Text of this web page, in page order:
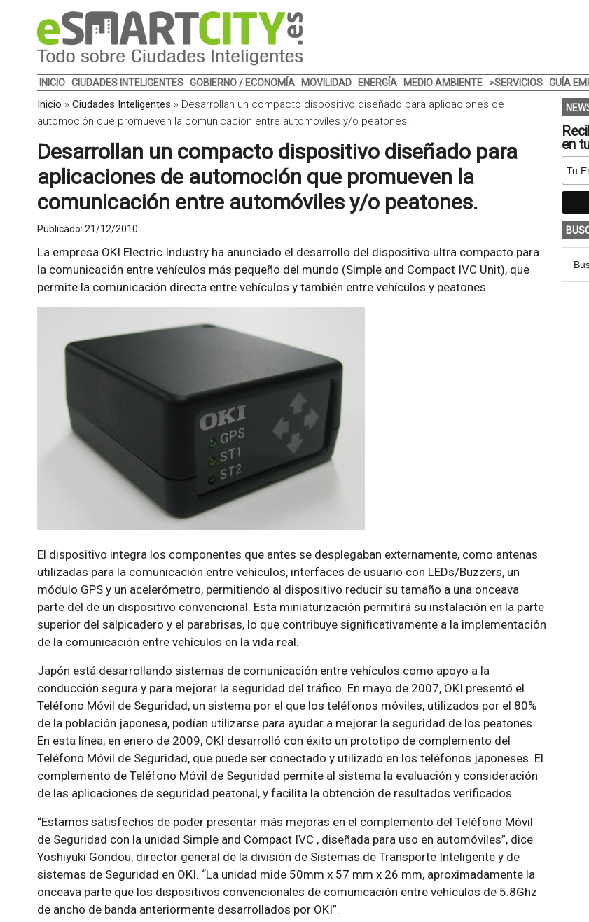
INICIO CIUDADES INTELIGENTES GOBIERNO / ECONOMÍA MOVILIDAD ENERGÍA MEDIO AMBIENTE >SERVICIOS GUÍA
Inicio » Ciudades Inteligentes » Desarrollan un compacto dispositivo diseñado para aplicaciones de
automoción que promueven la comunicación entre automóviles y/o peatones.
Desarrollan un compacto dispositivo diseñado para
aplicaciones de automoción que promueven la
comunicación entre automóviles y/o peatones.
Publicado: 21/12/2010
La empresa OKI Electric Industry ha anunciado el desarrollo del dispositivo ultra compacto para
la comunicación entre vehículos más pequeño del mundo (Simple and Compact IVC Unit), que
permite la comunicación directa entre vehículos y también entre vehículos y peatones.
El dispositivo integra los componentes que antes se desplegaban externamente, como antenas
utilizadas para la comunicación entre vehículos, interfaces de usuario con LEDs/Buzzers, un
módulo GPS y un acelerómetro, permitiendo al dispositivo reducir su tamaño a una onceava
parte del de un dispositivo convencional. Esta miniaturización permitirá su instalación en la parte
superior del salpicadero y el parabrisas, lo que contribuye significativamente a la implementación
de la comunicación entre vehículos en la vida real.
Japón está desarrollando sistemas de comunicación entre vehículos como apoyo a la
conducción segura y para mejorar la seguridad del tráfico. En mayo de 2007, OKI presentó el
Teléfono Móvil de Seguridad, un sistema por el que los teléfonos móviles, utilizados por el 80%
de la población japonesa, podían utilizarse para ayudar a mejorar la seguridad de los peatones.
En esta línea, en enero de 2009, OKI desarrolló con éxito un prototipo de complemento del
Teléfono Móvil de Seguridad, que puede ser conectado y utilizado en los teléfonos japoneses. El
complemento de Teléfono Móvil de Seguridad permite al sistema la evaluación y consideración
de las aplicaciones de seguridad peatonal, y facilita la obtención de resultados verificados.
“Estamos satisfechos de poder presentar más mejoras en el complemento del Teléfono Móvil
de Seguridad con la unidad Simple and Compact IVC , diseñada para uso en automóviles”, dice
Yoshiyuki Gondou, director general de la división de Sistemas de Transporte Inteligente y de
sistemas de Seguridad en OKI. “La unidad mide 50mm x 57 mm x 26 mm, aproximadamente la
onceava parte que los dispositivos convencionales de comunicación entre vehículos de 5.8Ghz
de ancho de banda anteriormente desarrollados por OKI”.
en